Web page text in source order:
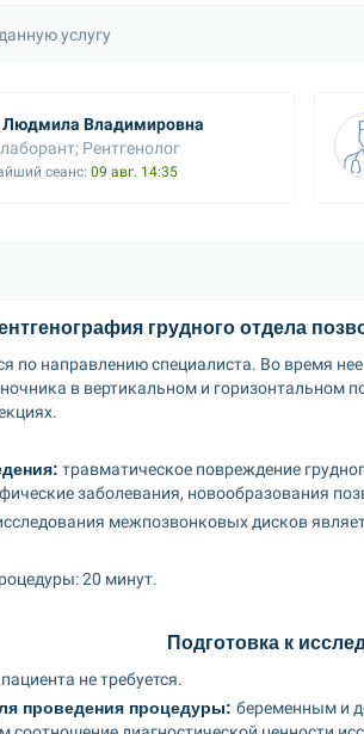
услугу
Владимировна
Рентгенолог
сеанс: 09 авг. 14:35
грудного отдела
по направлению специалиста. Во время
в вертикальном и горизонтальном
травматическое повреждение
заболевания, новообразования
межпозвонковых дисков
20 минут.
Подготовка к
не требуется.
проведения процедуры: беременным и